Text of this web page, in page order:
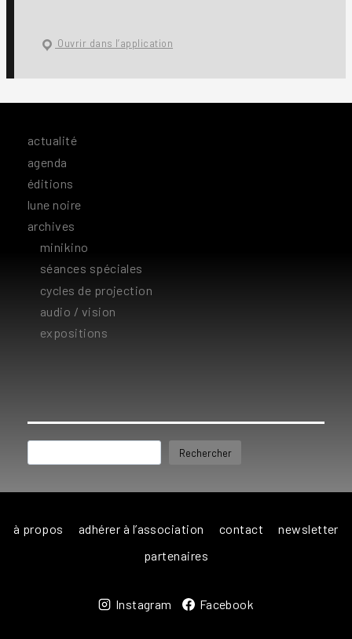
Ouvrir dans l’application
actualité
agenda
éditions
lune noire
archives
minikino
séances spéciales
cycles de projection
audio / vision
expositions
Rechercher
à propos adhérer à l’association contact
newsletter
partenaires
Instagram Facebook